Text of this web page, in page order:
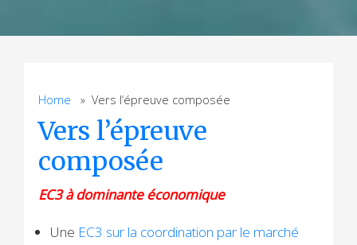
Home » Vers l’épreuve composée
Vers l’épreuve
composée
EC3 à dominante économique
Une EC3 sur la coordination par le marché